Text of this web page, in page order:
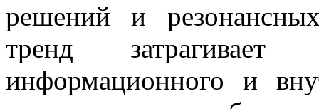
решений и
тренд
информационного и